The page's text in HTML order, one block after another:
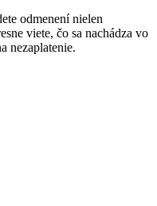
odmenení nielen
viete, čo sa nachádza vo
nezaplatenie.